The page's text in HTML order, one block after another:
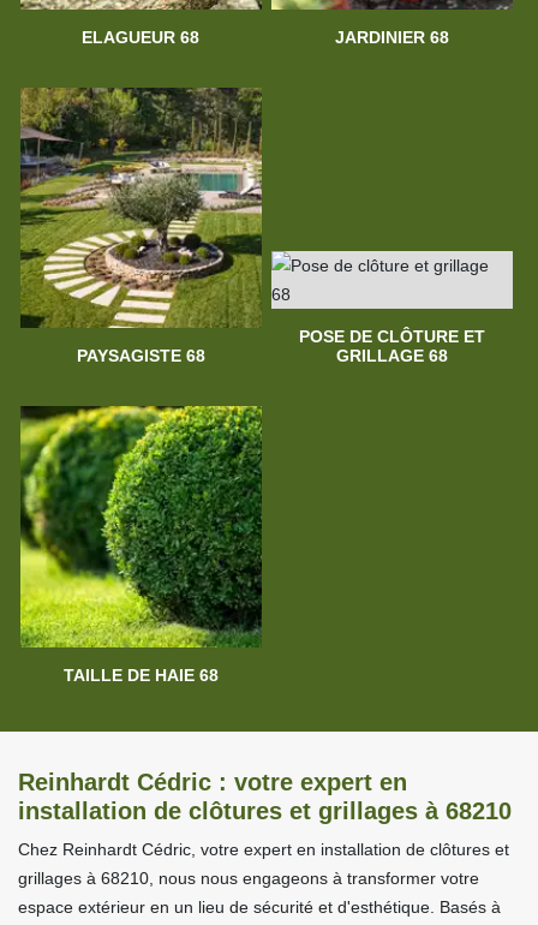
ELAGUEUR 68 JARDINIER 68
PAYSAGISTE 68
POSE DE CLÔTURE ET
GRILLAGE 68
TAILLE DE HAIE 68
Reinhardt Cédric : votre expert en
installation de clôtures et grillages à 68210
Chez Reinhardt Cédric, votre expert en installation de clôtures et
grillages à 68210, nous nous engageons à transformer votre
espace extérieur en un lieu de sécurité et d'esthétique. Basés à